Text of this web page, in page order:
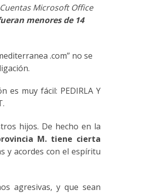
Microsoft Office
menores de 14
.com” no se
es muy fácil: PEDIRLA Y
hijos. De hecho en la
M.tiene cierta
y acordes con el espíritu
agresivas, y que sean